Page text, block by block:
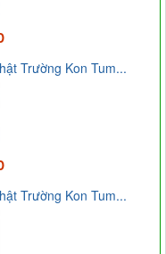
Trường Kon Tum...
Trường Kon Tum...